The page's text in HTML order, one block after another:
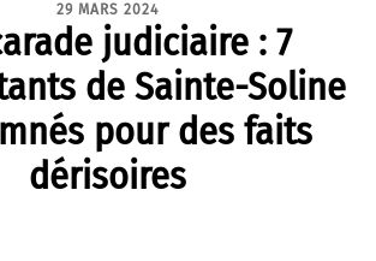
29 MARS 2024
judiciaire : 7
de Sainte-Soline
pour des faits
dérisoires